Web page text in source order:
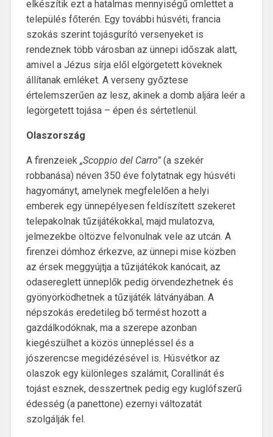
elkészítik ezt a hatalmas mennyiségű omlettet a
település főterén. Egy további húsvéti, francia
szokás szerint tojásgurító versenyeket is
rendeznek több városban az ünnepi időszak alatt,
amivel a Jézus sírja elől elgörgetett köveknek
állítanak emléket. A verseny győztese
értelemszerűen az lesz, akinek a domb aljára leér a
legörgetett tojása – épen és sértetlenül.
Olaszország
A firenzeiek „Scoppio del Carro” (a szekér
robbanása) néven 350 éve folytatnak egy húsvéti
hagyományt, amelynek megfelelően a helyi
emberek egy ünnepélyesen feldíszített szekeret
telepakolnak tűzijátékokkal, majd mulatozva,
jelmezekbe öltözve felvonulnak vele az utcán. A
firenzei dómhoz érkezve, az ünnepi mise közben
az érsek meggyújtja a tűzijátékok kanócait, az
odasereglett ünneplők pedig örvendezhetnek és
gyönyörködhetnek a tűzijáték látványában. A
népszokás eredetileg bő termést hozott a
gazdálkodóknak, ma a szerepe azonban
kiegészülhet a közös ünnepléssel és a
jószerencse megidézésével is. Húsvétkor az
olaszok egy különleges szalámit, Corallinát és
tojást esznek, desszertnek pedig egy kuglófszerű
édesség (a panettone) ezernyi változatát
szolgálják fel.